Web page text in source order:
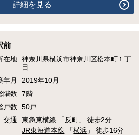
詳細を見る
前
在地
神奈川県横浜市神奈川区松本町１丁
目
年月
2019年10月
階数
7階
戸数
50戸
交通
東急東横線 「 反町 」 徒歩2分
JR東海道本線 「横浜 」 徒歩16分